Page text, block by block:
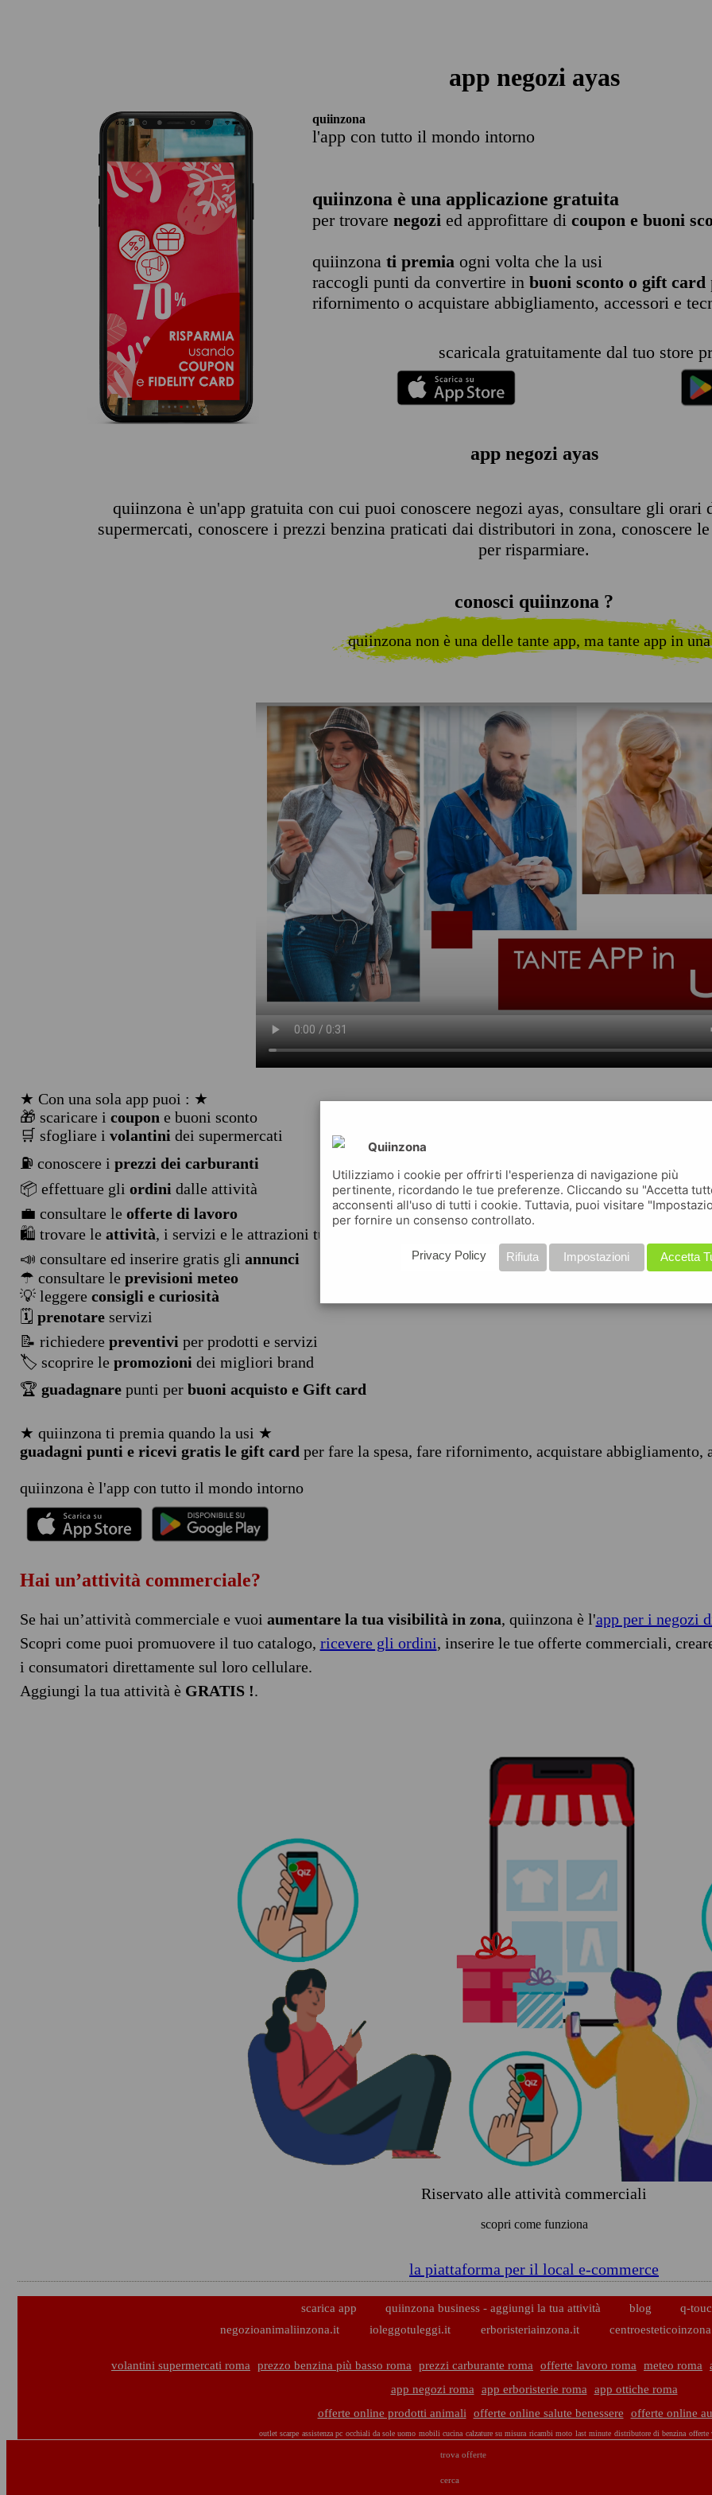
app negozi ayas
quiinzona
l'app con tutto il mondo intorno
quiinzona è una applicazione gratuita
per trovare negozi ed approfittare di coupon e buoni
quiinzona ti premia ogni volta che la usi
raccogli punti da convertire in buoni sconto o gift card
rifornimento o acquistare abbigliamento, accessori e
scaricala gratuitamente dal tuo store
app negozi ayas
quiinzona è un'app gratuita con cui puoi conoscere negozi ayas, consultare gli
supermercati, conoscere i prezzi benzina praticati dai distributori in zona, conoscere
per risparmiare.
conosci quiinzona ?
quiinzona non è una delle tante app, ma tante app in
★ Con una sola app puoi : ★
🎁 scaricare i coupon e buoni sconto
🛒 sfogliare i volantini dei supermercati
⛽ conoscere i prezzi dei carburanti
📦 effettuare gli ordini dalle attività
💼 consultare le offerte di lavoro
🛍️ trovare le attività, i servizi e le attrazioni turistiche
📣 consultare ed inserire gratis gli annunci
☂ consultare le previsioni meteo
💡 leggere consigli e curiosità
🗓️ prenotareservizi
📝 richiedere preventivi per prodotti e servizi
🏷️ scoprire le promozioni dei migliori brand
🏆 guadagnarepunti per buoni acquisto e Gift card
★ quiinzona ti premia quando la usi ★
guadagni punti e ricevi gratis le gift card per fare la spesa, fare rifornimento, acquistare abbigliamento,
quiinzona è l'app con tutto il mondo intorno
Hai un’attività commerciale?
Se hai un’attività commerciale e vuoi aumentare la tua visibilità in zona, quiinzona è l'app per i negozi
Scopri come puoi promuovere il tuo catalogo, ricevere gli ordini, inserire le tue offerte commerciali,
i consumatori direttamente sul loro cellulare.
Aggiungi la tua attività è GRATIS !.
Riservato alle attività commerciali
scopri come funziona
la piattaforma per il local e-commerce
scarica app quiinzona business - aggiungi la tua attività blog
q-
negozioanimaliinzona.it
ioleggotuleggi.it erboristeriainzona.it
volantini supermercati roma prezzo benzina più basso roma prezzi carburante roma offerte lavoro roma meteo roma
app negozi roma
app erboristerie roma
app ottiche roma
offerte online prodotti animali
offerte online salute benessere offerte online
outlet scarpe assistenza pc occhiali da sole uomo mobili cucina calzature su misura ricambi moto last minute distributore di benzina offerte
trova offerte
cerca
Quiinzona
Utilizziamo i cookie per offrirti l'esperienza di navigazione più
pertinente, ricordando le tue preferenze. Cliccando su "Accetta
acconsenti all'uso di tutti i cookie. Tuttavia, puoi visitare
per fornire un consenso controllato.
Accetta
Impostazioni
Rifiuta
Privacy Policy